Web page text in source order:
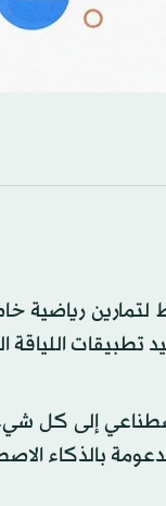
لتمارين
اللياقة
إلى كل
بالذكاء